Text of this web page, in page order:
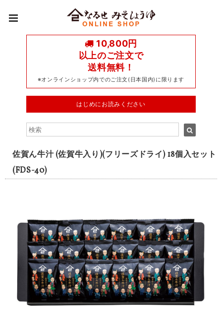
10,800円
以上のご注文で
送料無料！
※オンラインショップ内でのご注文(日本国内)に限ります
はじめにお読みください
佐賀ん牛汁 (佐賀牛入り)(フリーズドライ) 18個入セット
(FDS-40)